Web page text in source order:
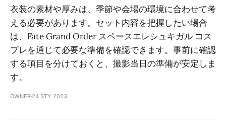
衣装の素材や厚みは、季節や会場の環境に合わせて考
える必要があります。セット内容を把握したい場合
は、Fate Grand Order スペースエレシュキガル コス
プレを通じて必要な準備を確認できます。事前に確認
する項目を分けておくと、撮影当日の準備が安定しま
す。
OWNER 24 STY 2023